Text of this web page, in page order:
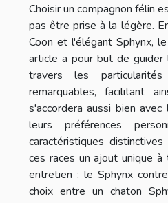
Choisir un compagnon félin
pas être prise à la légère.
Coon et l'élégant Sphynx,
article a pour but de
travers les
remarquables, facilitant
s'accordera aussi bien
leurs préférences
caractéristiques
ces races un ajout unique
entretien : le Sphynx
choix entre un chaton